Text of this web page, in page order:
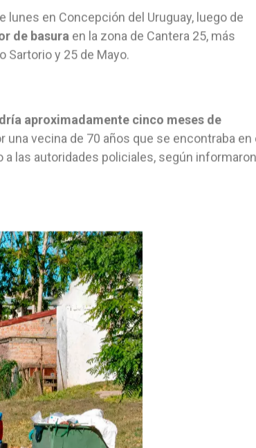
en Concepción del Uruguay, luego de
de basura en la zona de Cantera 25, más
Sartorio y 25 de Mayo.
aproximadamente cinco meses de
vecina de 70 años que se encontraba en
a las autoridades policiales, según informaron